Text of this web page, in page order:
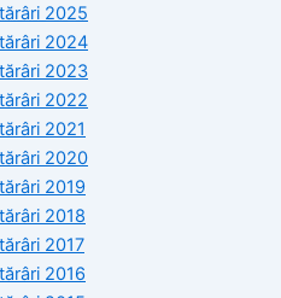
2025
2024
2023
2022
2021
2020
2019
2018
2017
2016